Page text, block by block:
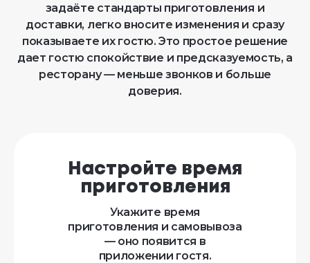
задаёте стандарты приготовления и
доставки, легко вносите изменения и сразу
показываете их гостю. Это простое решение
дает гостю спокойствие и предсказуемость, а
ресторану — меньше звонков и больше
доверия.
Настройте время
приготовления
Укажите время
приготовления и самовывоза
— оно появится в
приложении гостя.